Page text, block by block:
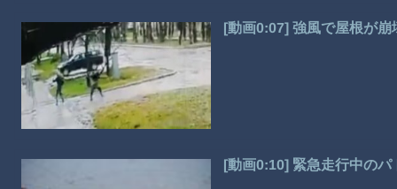
[動画0:07] 強風で屋根が
[動画0:10] 緊急走行中の